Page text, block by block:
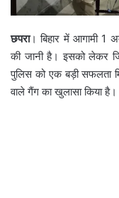
छपरा। बिहार में आगामी 1
की जानी है। इसको लेकर
पुलिस को एक बड़ी सफलता
वाले गैंग का खुलासा किया है।